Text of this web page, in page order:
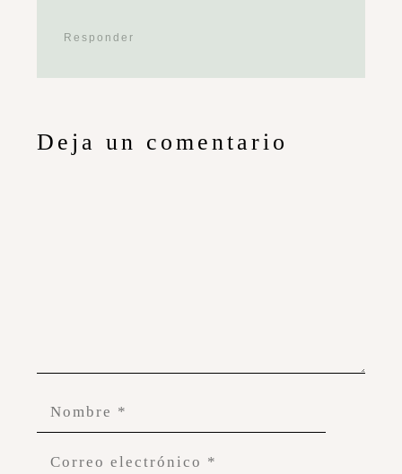
Responder
Deja un comentario